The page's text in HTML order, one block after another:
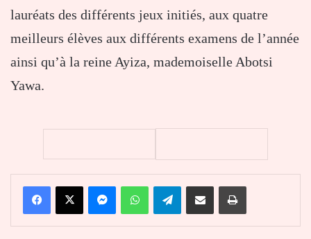
lauréats des différents jeux initiés, aux quatre
meilleurs élèves aux différents examens de l’année
ainsi qu’à la reine Ayiza, mademoiselle Abotsi
Yawa.
FacebookX MessengerWhatsAppTelegramPartager par email Imprimer